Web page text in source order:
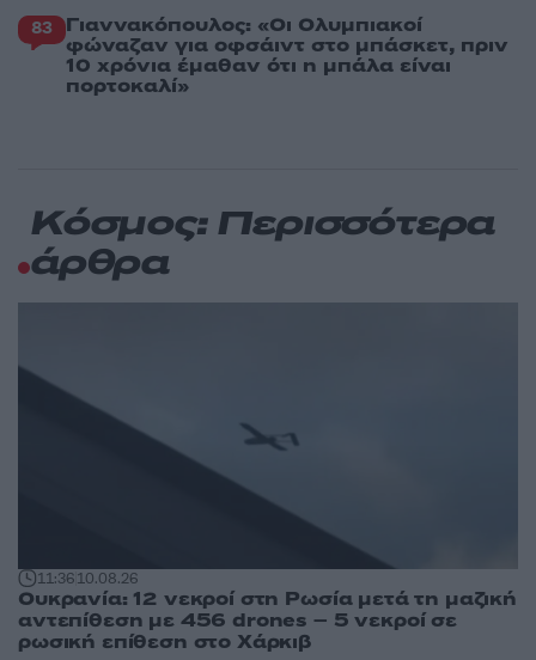
83 Γιαννακόπουλος: «Οι Ολυμπιακοί
φώναζαν για οφσάιντ στο μπάσκετ, πριν
10 χρόνια έμαθαν ότι η μπάλα είναι
πορτοκαλί»
Κόσμος: Περισσότερα
άρθρα
11:3610.08.26
Ουκρανία: 12 νεκροί στη Ρωσία μετά τη μαζική
αντεπίθεση με 456 drones – 5 νεκροί σε
ρωσική επίθεση στο Χάρκιβ